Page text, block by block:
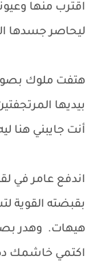
اقترب منها
ليحاصر جسدها
هتفت ملوك
بيديها
أنت جايبني هنا
اندفع عامر في
بقبضته القوية
هيهات. وهدر
اكتمي خاشمك